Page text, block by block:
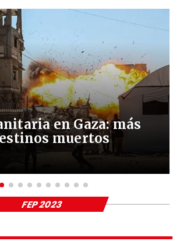
en Gaza: más
muertos
FEP 2023